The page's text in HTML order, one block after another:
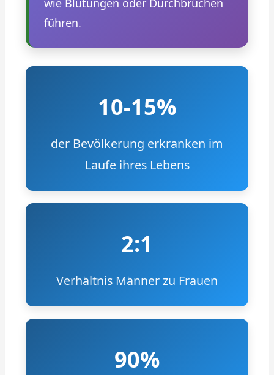
wie Blutungen oder Durchbrüchen
führen.
10-15%
der Bevölkerung erkranken im
Laufe ihres Lebens
2:1
Verhältnis Männer zu Frauen
90%